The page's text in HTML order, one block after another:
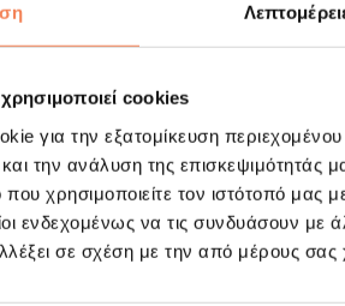
cookies
για την εξατομίκευση
την ανάλυση της επισκεψιμότητάς
χρησιμοποιείτε τον ιστότοπό μας
ενδεχομένως να τις συνδυάσουν με
σε σχέση με την από μέρους
Εξοπλισμός Μασάζ
αξεσουάρ
δραστηριότητα